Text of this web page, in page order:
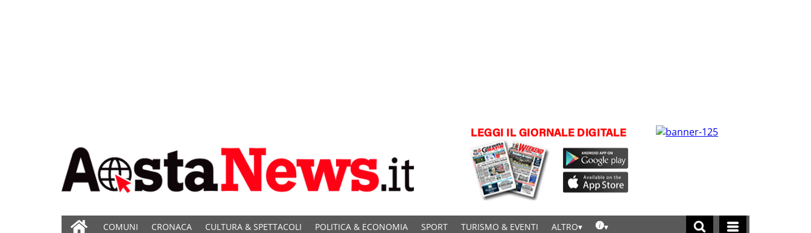
COMUNI CRONACA CULTURA & SPETTACOLI POLITICA & ECONOMIA SPORT TURISMO & EVENTI ALTRO